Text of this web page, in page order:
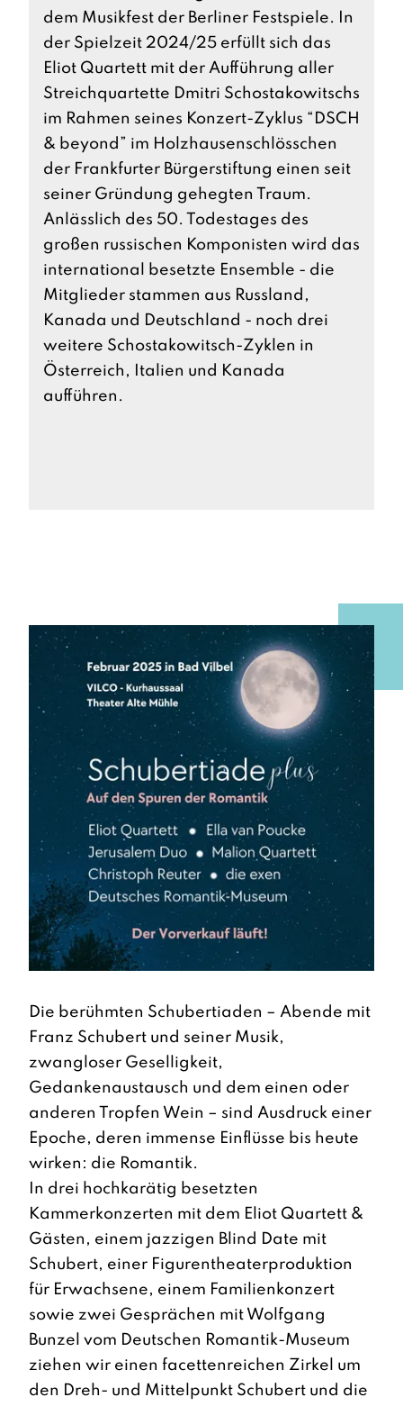
dem Musikfest der Berliner Festspiele. In
der Spielzeit 2024/25 erfüllt sich das
Eliot Quartett mit der Aufführung aller
Streichquartette Dmitri Schostakowitschs
im Rahmen seines Konzert-Zyklus “DSCH
& beyond” im Holzhausenschlösschen
der Frankfurter Bürgerstiftung einen seit
seiner Gründung gehegten Traum.
Anlässlich des 50. Todestages des
großen russischen Komponisten wird das
international besetzte Ensemble - die
Mitglieder stammen aus Russland,
Kanada und Deutschland - noch drei
weitere Schostakowitsch-Zyklen in
Österreich, Italien und Kanada
aufführen.
Die berühmten Schubertiaden – Abende mit
Franz Schubert und seiner Musik,
zwangloser Geselligkeit,
Gedankenaustausch und dem einen oder
anderen Tropfen Wein – sind Ausdruck einer
Epoche, deren immense Einflüsse bis heute
wirken: die Romantik.
In drei hochkarätig besetzten
Kammerkonzerten mit dem Eliot Quartett &
Gästen, einem jazzigen Blind Date mit
Schubert, einer Figurentheaterproduktion
für Erwachsene, einem Familienkonzert
sowie zwei Gesprächen mit Wolfgang
Bunzel vom Deutschen Romantik-Museum
ziehen wir einen facettenreichen Zirkel um
den Dreh- und Mittelpunkt Schubert und die